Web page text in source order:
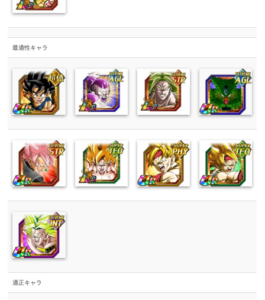
最適性キャラ
適正キャラ